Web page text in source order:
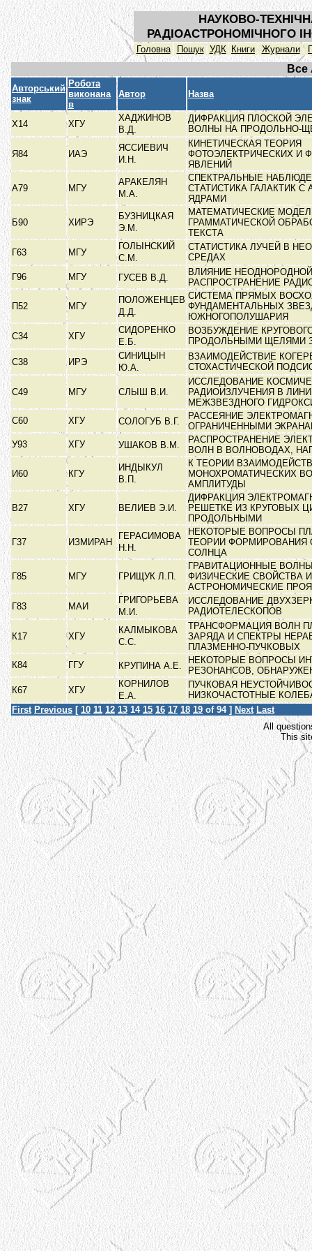
НАУКОВО-
РАДІОАСТРОНОМІЧНОГО
Головна Пошук УДК Книги Журнали
Все
Авторський
знак
Робота
виконана
в
Автор Назва
Х14 ХГУ
ХАДЖИНОВ
В.Д.
ДИФРАКЦИЯ ПЛОСКОЙ
ВОЛНЫ НА ПРОДОЛЬНО-
Я84 ИАЭ
ЯССИЕВИЧ
И.Н.
КИНЕТИЧЕСКАЯ ТЕОРИЯ
ФОТОЭЛЕКТРИЧЕСКИХ И
ЯВЛЕНИЙ
А79 МГУ
АРАКЕЛЯН
М.А.
СПЕКТРАЛЬНЫЕ
СТАТИСТИКА ГАЛАКТИК С
ЯДРАМИ
Б90 ХИРЭ
БУЗНИЦКАЯ
Э.М.
МАТЕМАТИЧЕСКИЕ
ГРАММАТИЧЕСКОЙ
ТЕКСТА
Г63
МГУ
ГОЛЫНСКИЙ
С.М.
СТАТИСТИКА ЛУЧЕЙ В
СРЕДАХ
Г96
МГУ ГУСЕВ В.Д.
ВЛИЯНИЕ
РАСПРОСТРАНЕНИЕ
П52 МГУ
ПОЛОЖЕНЦЕВ
Д.Д.
СИСТЕМА ПРЯМЫХ
ФУНДАМЕНТАЛЬНЫХ
ЮЖНОГОПОЛУШАРИЯ
С34
ХГУ
СИДОРЕНКО
Е.Б.
ВОЗБУЖДЕНИЕ
ПРОДОЛЬНЫМИ ЩЕЛЯМИ
С38
ИРЭ
СИНИЦЫН
Ю.А.
ВЗАИМОДЕЙСТВИЕ
СТОХАСТИЧЕСКОЙ
С49 МГУ СЛЫШ В.И.
ИССЛЕДОВАНИЕ
РАДИОИЗЛУЧЕНИЯ В
МЕЖЗВЕЗДНОГО
С60
ХГУ СОЛОГУБ В.Г.
РАССЕЯНИЕ
ОГРАНИЧЕННЫМИ
У93
ХГУ УШАКОВ В.М.
РАСПРОСТРАНЕНИЕ
ВОЛН В ВОЛНОВОДАХ,
И60 КГУ
ИНДЫКУЛ
В.П.
К ТЕОРИИ
МОНОХРОМАТИЧЕСКИХ
АМПЛИТУДЫ
В27 ХГУ ВЕЛИЕВ Э.И.
ДИФРАКЦИЯ
РЕШЕТКЕ ИЗ КРУГОВЫХ
ПРОДОЛЬНЫМИ
Г37 ИЗМИРАН
ГЕРАСИМОВА
Н.Н.
НЕКОТОРЫЕ ВОПРОСЫ
ТЕОРИИ ФОРМИРОВАНИЯ
СОЛНЦА
Г85 МГУ ГРИЩУК Л.П.
ГРАВИТАЦИОННЫЕ
ФИЗИЧЕСКИЕ СВОЙСТВА И
АСТРОНОМИЧЕСКИЕ
Г83
МАИ
ГРИГОРЬЕВА
М.И.
ИССЛЕДОВАНИЕ
РАДИОТЕЛЕСКОПОВ
К17 ХГУ
КАЛМЫКОВА
С.С.
ТРАНСФОРМАЦИЯ ВОЛН
ЗАРЯДА И СПЕКТРЫ
ПЛАЗМЕННО-ПУЧКОВЫХ
К84
ГГУ КРУПИНА А.Е.
НЕКОТОРЫЕ ВОПРОСЫ
РЕЗОНАНСОВ,
К67
ХГУ
КОРНИЛОВ
Е.А.
ПУЧКОВАЯ
НИЗКОЧАСТОТНЫЕ
First Previous [ 10 11 12 13 14 15 16 17 18 19 of 94 ] Next Last
All
This